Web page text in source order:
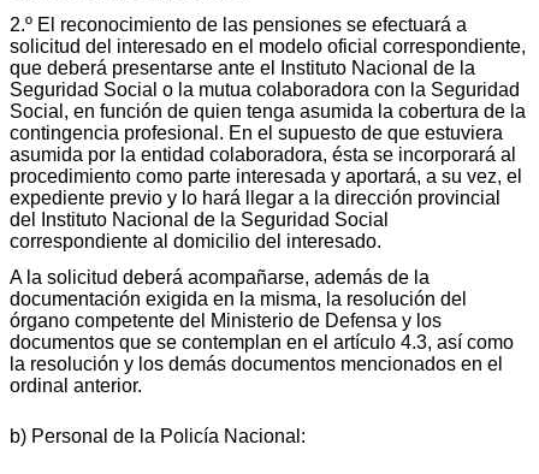
2.º El reconocimiento de las pensiones se efectuará a
solicitud del interesado en el modelo oficial correspondiente,
que deberá presentarse ante el Instituto Nacional de la
Seguridad Social o la mutua colaboradora con la Seguridad
Social, en función de quien tenga asumida la cobertura de la
contingencia profesional. En el supuesto de que estuviera
asumida por la entidad colaboradora, ésta se incorporará al
procedimiento como parte interesada y aportará, a su vez, el
expediente previo y lo hará llegar a la dirección provincial
del Instituto Nacional de la Seguridad Social
correspondiente al domicilio del interesado.
A la solicitud deberá acompañarse, además de la
documentación exigida en la misma, la resolución del
órgano competente del Ministerio de Defensa y los
documentos que se contemplan en el artículo 4.3, así como
la resolución y los demás documentos mencionados en el
ordinal anterior.
b) Personal de la Policía Nacional: